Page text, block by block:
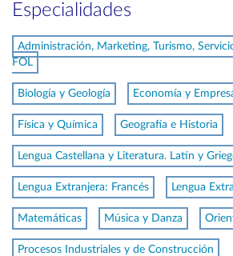
Especialidades
Administración, Marketing, Turismo,
FOL
Biología y Geología Economía y
Física y Química Geografía e Historia
Lengua Castellana y Literatura. Latín y
Lengua Extranjera: Francés Lengua
Matemáticas Música y Danza
Procesos Industriales y de Construcción